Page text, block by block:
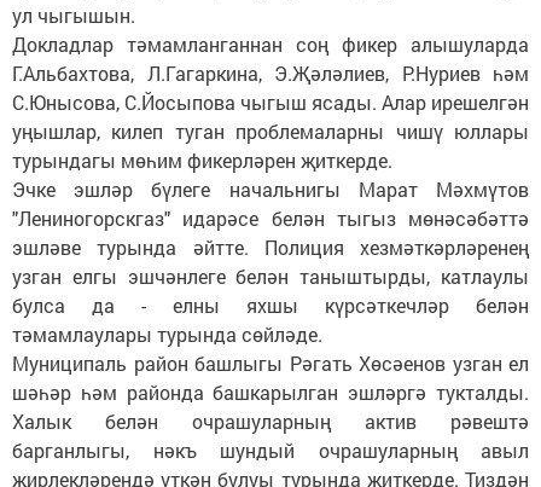
ул чыгышын.
Докладлар тәмамланганнан соң фикер алышуларда
Г.Альбахтова, Л.Гагаркина, Э.Җәләлиев, Р.Нуриев һәм
С.Юнысова, С.Йосыпова чыгыш ясады. Алар ирешелгән
уңышлар, килеп туган проблемаларны чишү юллары
турындагы мөһим фикерләрен җиткерде.
Эчке эшләр бүлеге начальнигы Марат Мәхмүтов
"Лениногорскгаз" идарәсе белән тыгыз мөнәсәбәттә
эшләве турында әйтте. Полиция хезмәткәрләренең
узган елгы эшчәнлеге белән таныштырды, катлаулы
булса да - елны яхшы күрсәткечләр белән
тәмамлаулары турында сөйләде.
Муниципаль район башлыгы Рәгать Хөсәенов узган ел
шәһәр һәм районда башкарылган эшләргә тукталды.
Халык белән очрашуларның актив рәвештә
барганлыгы, нәкъ шундый очрашуларның авыл
җирлекләрендә үткән булуы турында җиткерде. Тиздән